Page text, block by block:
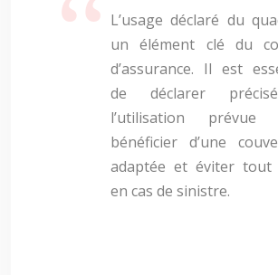
L’usage déclaré du
un élément clé du
d’assurance. Il est
de déclarer
l’utilisation prévue
bénéficier d’une
adaptée et éviter tout
en cas de sinistre.